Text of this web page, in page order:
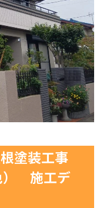
塗装工事
） 施工デ